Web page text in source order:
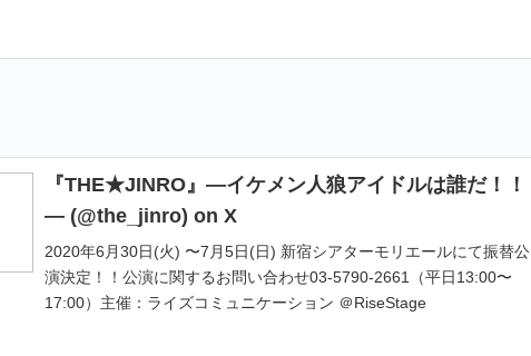
『THE★JINRO』―イケメン人狼アイドルは誰だ！！
― (@the_jinro) on X
2020年6月30日(火) 〜7月5日(日) 新宿シアターモリエールにて振替公
演決定！！公演に関するお問い合わせ03-5790-2661（平日13:00〜
17:00）主催：ライズコミュニケーション ＠RiseStage